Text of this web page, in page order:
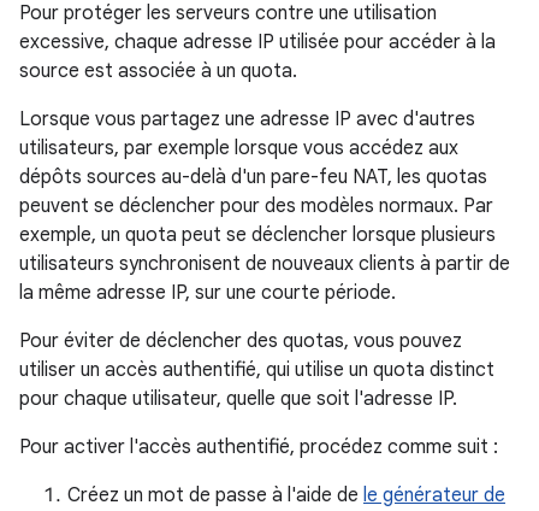
Pour protéger les serveurs contre une utilisation
excessive, chaque adresse IP utilisée pour accéder à la
source est associée à un quota.
Lorsque vous partagez une adresse IP avec d'autres
utilisateurs, par exemple lorsque vous accédez aux
dépôts sources au-delà d'un pare-feu NAT, les quotas
peuvent se déclencher pour des modèles normaux. Par
exemple, un quota peut se déclencher lorsque plusieurs
utilisateurs synchronisent de nouveaux clients à partir de
la même adresse IP, sur une courte période.
Pour éviter de déclencher des quotas, vous pouvez
utiliser un accès authentifié, qui utilise un quota distinct
pour chaque utilisateur, quelle que soit l'adresse IP.
Pour activer l'accès authentifié, procédez comme suit :
Créez un mot de passe à l'aide de le générateur de